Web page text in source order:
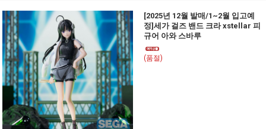
[2025년 12월 발매/1~2월 입고예
정]세가 걸즈 밴드 크라 xstellar 피
규어 아와 스바루
(품절)